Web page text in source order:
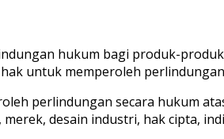
hukum bagi produk-
untuk memperoleh
perlindungan secara hukum
desain industri, hak cipta,